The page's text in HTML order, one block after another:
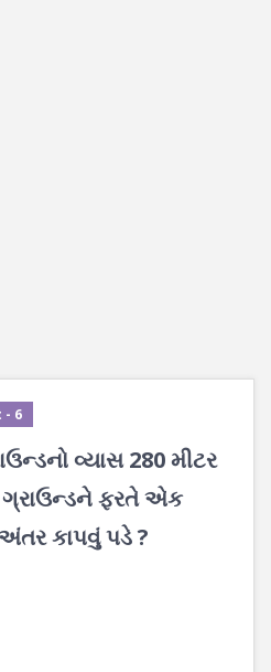
- 6
વ્યાસ 280 મીટર
ફરતે એક
કાપવું પડે ?